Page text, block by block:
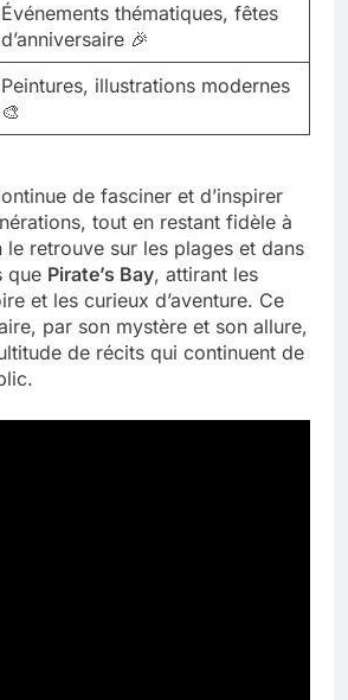
Événements thématiques, fêtes
d’anniversaire 🎉
Peintures, illustrations modernes
🎨
de fasciner et d’inspirer
tout en restant fidèle à
le retrouve sur les plages et dans
que Pirate’s Bay, attirant les
et les curieux d’aventure. Ce
par son mystère et son allure,
de récits qui continuent de